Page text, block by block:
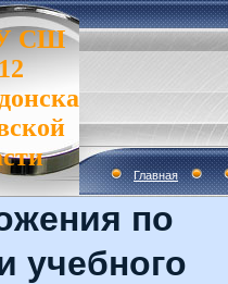
СШ
Главная
по
учебного